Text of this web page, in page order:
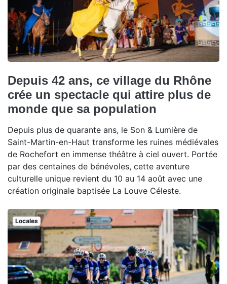
Depuis 42 ans, ce village du Rhône
crée un spectacle qui attire plus de
monde que sa population
Depuis plus de quarante ans, le Son & Lumière de
Saint-Martin-en-Haut transforme les ruines médiévales
de Rochefort en immense théâtre à ciel ouvert. Portée
par des centaines de bénévoles, cette aventure
culturelle unique revient du 10 au 14 août avec une
création originale baptisée La Louve Céleste.
Locales